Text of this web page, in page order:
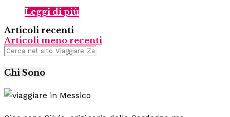
Leggi di più
Articoli recenti
Articoli meno recenti
Chi Sono